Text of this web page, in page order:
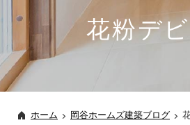
花粉デ
ホーム 岡谷ホームズ建築ブログ